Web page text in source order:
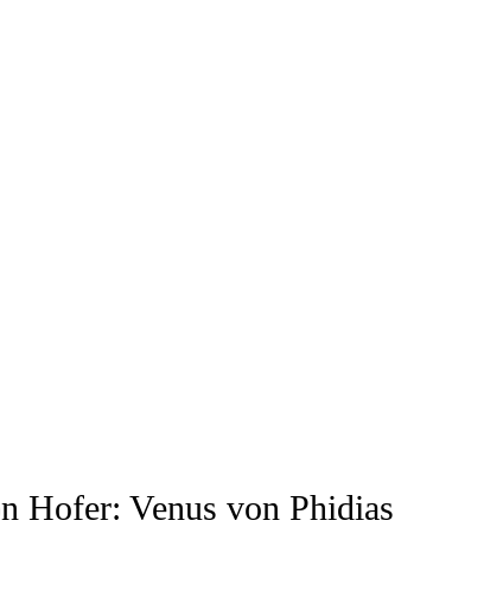
Hofer: Venus von Phidias